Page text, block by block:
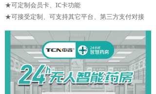
★可定制会员卡、IC卡功能
★可接受定制、可支持其它平台、第三方支付对接